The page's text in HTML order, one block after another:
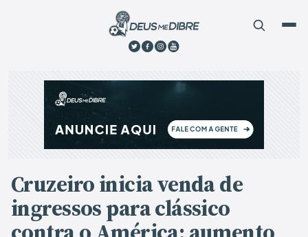
Cruzeiro inicia venda de
ingressos para clássico